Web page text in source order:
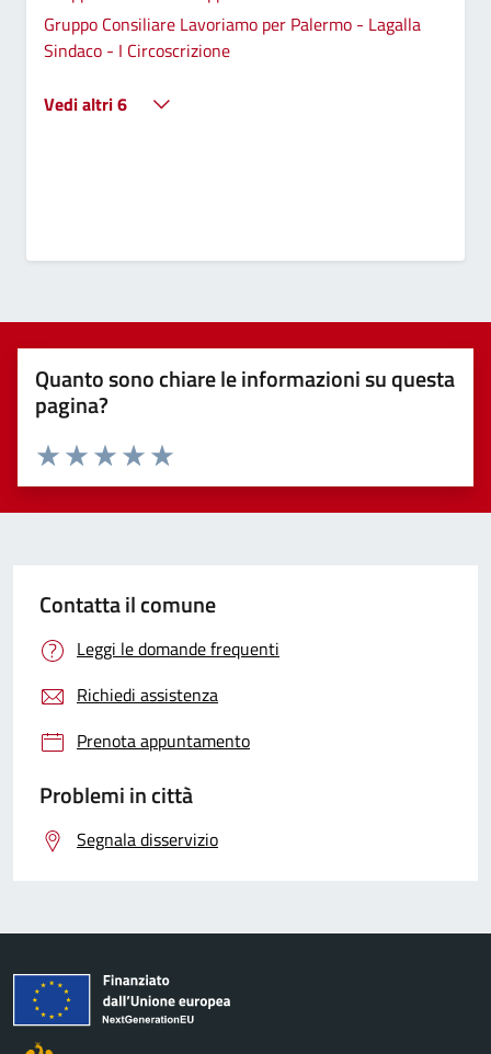
Gruppo Consiliare Lavoriamo per Palermo - Lagalla
Sindaco - I Circoscrizione
Vedi altri 6
Quanto sono chiare le informazioni su questa
pagina?
Valuta 5 stelle su 5
Valuta 4 stelle su 5
Valuta 3 stelle su 5
Valuta 2 stelle su 5
Valuta 1 stelle su 5
Contatta il comune
Leggi le domande frequenti
Richiedi assistenza
Prenota appuntamento
Problemi in città
Segnala disservizio